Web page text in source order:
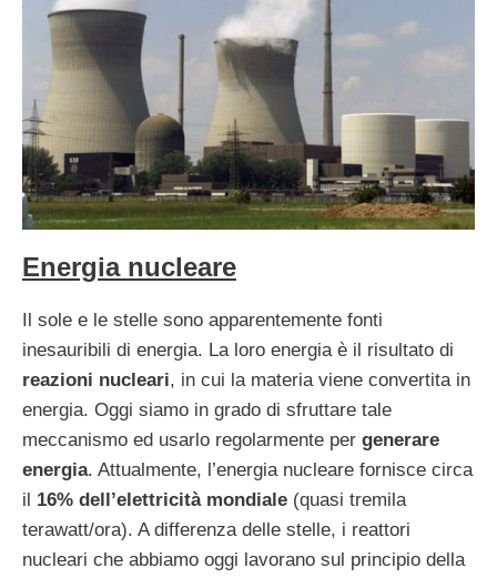
Energia nucleare
Il sole e le stelle sono apparentemente fonti
inesauribili di energia. La loro energia è il risultato di
reazioni nucleari, in cui la materia viene convertita in
energia. Oggi siamo in grado di sfruttare tale
meccanismo ed usarlo regolarmente per generare
energia. Attualmente, l’energia nucleare fornisce circa
il 16% dell’elettricità mondiale (quasi tremila
terawatt/ora). A differenza delle stelle, i reattori
nucleari che abbiamo oggi lavorano sul principio della